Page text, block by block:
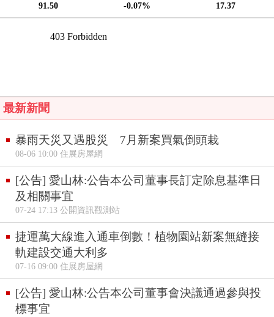
91.50 -0.07% 17.37
最新新聞
暴雨天災又遇股災 7月新案買氣倒頭栽
08-06 10:00 住展房屋網
[公告] 愛山林:公告本公司董事長訂定除息基準日
及相關事宜
07-24 17:13 公開資訊觀測站
捷運萬大線進入通車倒數！植物園站新案無縫接
軌建設交通大利多
07-16 09:00 住展房屋網
[公告] 愛山林:公告本公司董事會決議通過參與投
標事宜